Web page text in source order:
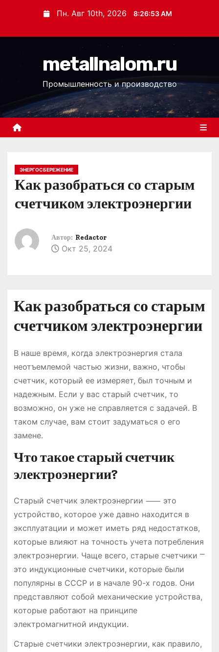
с
Пн. Авг 10th, 2026 8:26:54 AM
metallnalom.ru
Промышленность и производство
ЭНЕРГОСБЕРЕЖЕНИЕ
Как разобраться со старым
счетчиком электроэнергии
Автор: Redactor
Окт 25, 2024
Как разобраться со старым
счетчиком электроэнергии
В наше время, когда электроэнергия стала
неотъемлемой частью жизни, важно, чтобы
счетчик, который ее измеряет, был точным и
надежным․ Если у вас старый счетчик, то
возможно, он уже не справляется с задачей․ В
таком случае, вам стоит задуматься о его
замене․
Что такое старый счетчик
электроэнергии?
Старый счетчик электроэнергии ⸺ это
устройство, которое уже давно находится в
эксплуатации и может иметь ряд недостатков,
которые влияют на точность учета потребления
электроэнергии․ Чаще всего, старые счетчики ⎻
это индукционные счетчики, которые были
популярны в СССР и в начале 90-х годов․ Они
представляют собой механические устройства,
которые работают на принципе
электромагнитной индукции․
Старые счетчики электроэнергии, как правило,